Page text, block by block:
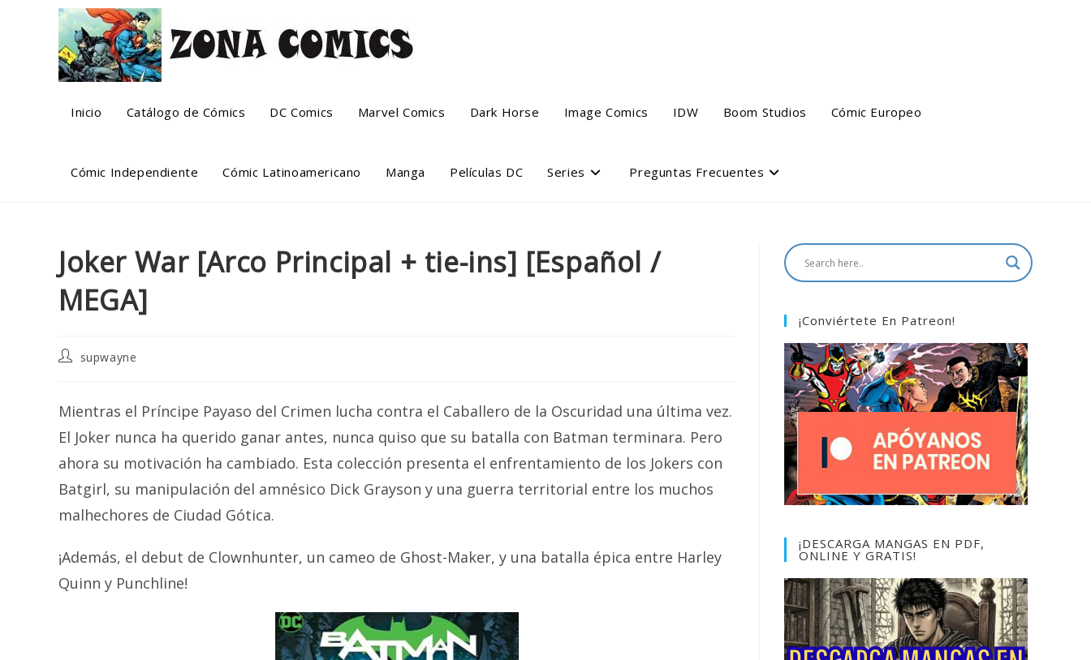
Inicio Catálogo de Cómics DC Comics Marvel Comics Dark Horse Image Comics IDW Boom Studios Cómic Europeo
Cómic Independiente Cómic Latinoamericano Manga Películas DC Series Preguntas Frecuentes
Joker War [Arco Principal + tie-ins] [Español /
MEGA]
Postsupwayne
Mientras el Príncipe Payaso del Crimen lucha contra el Caballero de la Oscuridad una última vez.
El Joker nunca ha querido ganar antes, nunca quiso que su batalla con Batman terminara. Pero
ahora su motivación ha cambiado. Esta colección presenta el enfrentamiento de los Jokers con
Batgirl, su manipulación del amnésico Dick Grayson y una guerra territorial entre los muchos
malhechores de Ciudad Gótica.
¡Además, el debut de Clownhunter, un cameo de Ghost-Maker, y una batalla épica entre Harley
Quinn y Punchline!
¡Conviértete En Patreon!
¡DESCARGA MANGAS EN PDF,
ONLINE Y GRATIS!